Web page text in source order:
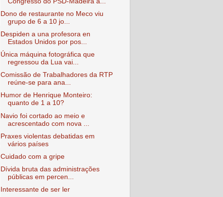
Dono de restaurante no Meco viu
grupo de 6 a 10 jo...
Despiden a una profesora en
Estados Unidos por pos...
Única máquina fotográfica que
regressou da Lua vai...
Comissão de Trabalhadores da RTP
reúne-se para ana...
Humor de Henrique Monteiro:
quanto de 1 a 10?
Navio foi cortado ao meio e
acrescentado com nova ...
Praxes violentas debatidas em
vários países
Cuidado com a gripe
Dívida bruta das administrações
públicas em percen...
Interessante de ser ler